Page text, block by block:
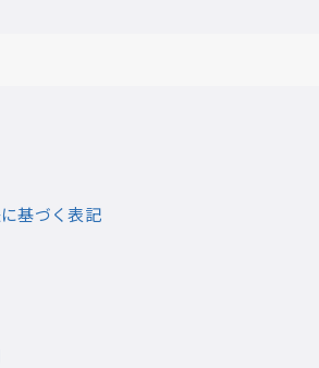
基づく表記